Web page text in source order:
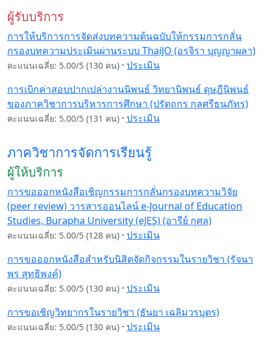
ผู้รับบริการ
การให้บริการการจัดส่งบทความต้นฉบับให้กรรมการกลั่น
กรองบทความประเมินผ่านระบบ ThaiJO (อรจิรา บุญญาผลา)
คะแนนเฉลี่ย: 5.00/5 (130 คน) · ประเมิน
การเบิกค่าสอบปากเปล่างานนิพนธ์ วิทยานิพนธ์ ดุษฎีนิพนธ์
ของภาควิชาการบริหารการศึกษา (ปรัตถกร กุลศรีธนภัทร)
คะแนนเฉลี่ย: 5.00/5 (131 คน) · ประเมิน
ภาควิชาการจัดการเรียนรู้
ผู้ให้บริการ
การขอออกหนังสือเชิญกรรมการกลั่นกรองบทความวิจัย
(peer review) วารสารออนไลน์ e-Journal of Education
Studies, Burapha University (eJES) (อารีย์ กุศล)
คะแนนเฉลี่ย: 5.00/5 (128 คน) · ประเมิน
การขอออกหนังสือสำหรับนิสิตจัดกิจกรรมในรายวิชา (รัจนา
พร สุทธิพงค์)
คะแนนเฉลี่ย: 5.00/5 (130 คน) · ประเมิน
การขอเชิญวิทยากรในรายวิชา (ธันยา เฉลิมวรบุตร)
คะแนนเฉลี่ย: 5.00/5 (130 คน) · ประเมิน